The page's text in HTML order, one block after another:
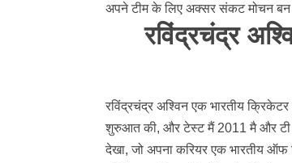
अपने टीम के लिए अक्सर संकट मोचन बन
रविंद्रचंद्र
रविंद्रचंद्र अश्विनएक भारतीय
शुरुआत की, और टेस्ट मैं 2011 मै और टी
देखा, जो अपना करियर एक भारतीय